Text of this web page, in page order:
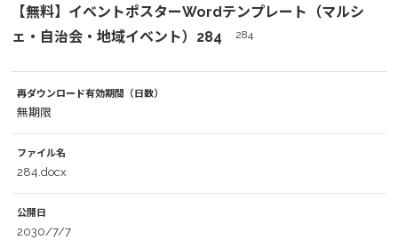
【無料】イベントポスターWordテンプレート（マルシ
ェ・自治会・地域イベント）284
284
再ダウンロード有効期間（日数）
無期限
ファイル名
284.docx
公開日
2030/7/7